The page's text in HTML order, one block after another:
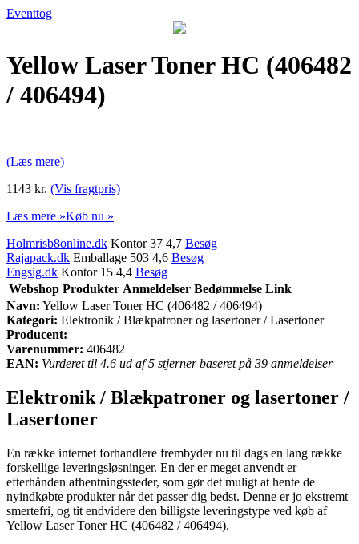
Eventtog
Yellow Laser Toner HC (406482
/ 406494)
(Læs mere)
1143 kr. (Vis fragtpris)
Læs mere »Køb nu »
Holmrisb8online.dk Kontor 37 4,7 Besøg
Rajapack.dk Emballage 503 4,6 Besøg
Engsig.dk Kontor 15 4,4 Besøg
Webshop Produkter Anmeldelser Bedømmelse Link
Navn: Yellow Laser Toner HC (406482 / 406494)
Kategori: Elektronik / Blækpatroner og lasertoner / Lasertoner
Producent:
Varenummer: 406482
EAN: Vurderet til 4.6 ud af 5 stjerner baseret på 39 anmeldelser
Elektronik / Blækpatroner og lasertoner /
Lasertoner
En række internet forhandlere frembyder nu til dags en lang række
forskellige leveringsløsninger. En der er meget anvendt er
efterhånden afhentningssteder, som gør det muligt at hente de
nyindkøbte produkter når det passer dig bedst. Denne er jo ekstremt
smertefri, og tit endvidere den billigste leveringstype ved køb af
Yellow Laser Toner HC (406482 / 406494).